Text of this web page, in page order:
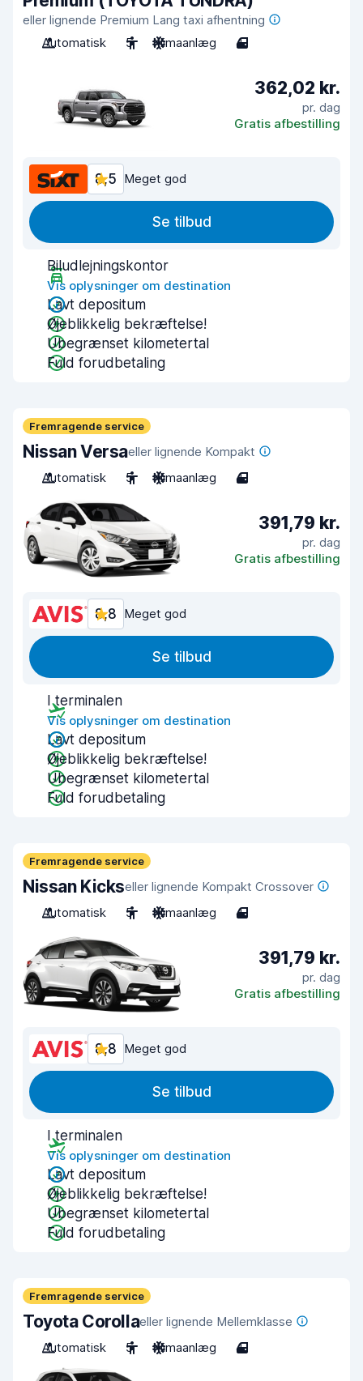
eller lignende Premium Lang taxi afhentning
Automatisk
5 Klimaanlæg 4
362,02 kr.
pr. dag
Gratis afbestilling
8,5 Meget god
Se tilbud
Biludlejningskontor
Vis oplysninger om destination
Lavt depositum
Øjeblikkelig bekræftelse!
Ubegrænset kilometertal
Fuld forudbetaling
Fremragende service
Nissan Versaeller lignende Kompakt
Automatisk
5 Klimaanlæg 4
391,79 kr.
pr. dag
Gratis afbestilling
8,8 Meget god
Se tilbud
I terminalen
Vis oplysninger om destination
Lavt depositum
Øjeblikkelig bekræftelse!
Ubegrænset kilometertal
Fuld forudbetaling
Fremragende service
Nissan Kickseller lignende Kompakt Crossover
Automatisk
5 Klimaanlæg 4
391,79 kr.
pr. dag
Gratis afbestilling
8,8 Meget god
Se tilbud
I terminalen
Vis oplysninger om destination
Lavt depositum
Øjeblikkelig bekræftelse!
Ubegrænset kilometertal
Fuld forudbetaling
Fremragende service
Toyota Corollaeller lignende Mellemklasse
Automatisk
5 Klimaanlæg 4